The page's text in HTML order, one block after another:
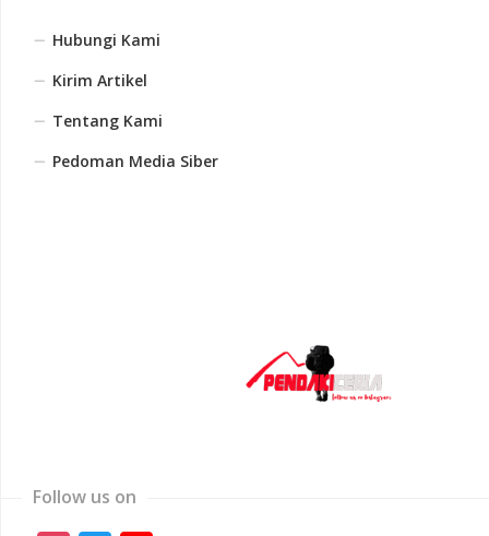
Hubungi Kami
Kirim Artikel
Tentang Kami
Pedoman Media Siber
Follow us on